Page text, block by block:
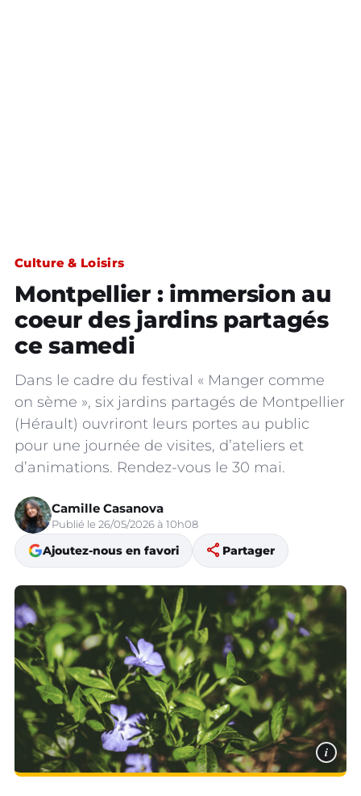
Culture & Loisirs
Montpellier : immersion au
coeur des jardins partagés
ce samedi
Dans le cadre du festival « Manger comme
on sème », six jardins partagés de Montpellier
(Hérault) ouvriront leurs portes au public
pour une journée de visites, d’ateliers et
d’animations. Rendez-vous le 30 mai.
Camille Casanova
Publié le 26/05/2026 à 10h08
Ajoutez-nous en favori share Partager
i